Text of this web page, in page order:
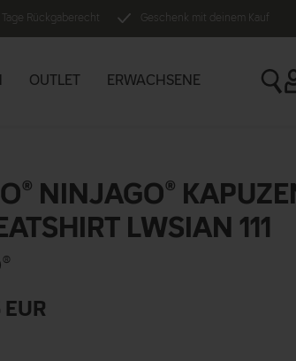
Tage Rückgaberecht Geschenk mit deinem Kauf
OUTLET ERWACHSENE
NINJAGO®
LWSIAN 111
EUR